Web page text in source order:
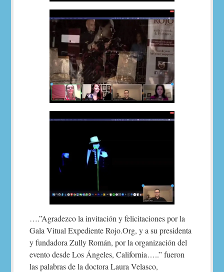
….”Agradezco la invitación y felicitaciones por la
Gala Vitual Expediente Rojo.Org, y a su presidenta
y fundadora Zully Román, por la organización del
evento desde Los Ángeles, California…..” fueron
las palabras de la doctora Laura Velasco,